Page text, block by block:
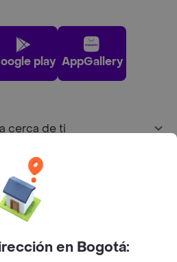
play AppGallery
cerca de ti
en Bogotá: